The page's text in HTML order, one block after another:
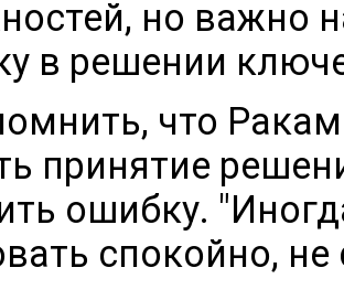
но важно
в решении
что
принятие
ошибку.
спокойно,